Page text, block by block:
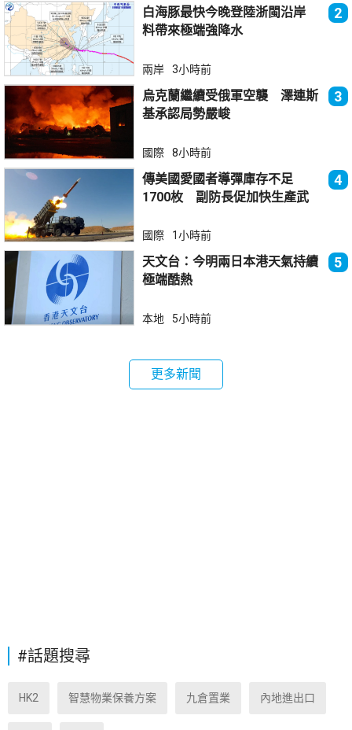
白海豚最快今晚登陸浙閩沿岸
料帶來極端強降水
2
兩岸 3小時前
烏克蘭繼續受俄軍空襲 澤連斯
基承認局勢嚴峻
3
國際 8小時前
傳美國愛國者導彈庫存不足
1700枚 副防長促加快生產武
4
國際 1小時前
天文台：今明兩日本港天氣持續
極端酷熱
5
本地 5小時前
更多新聞
#話題搜尋
HK2 智慧物業保養方案 九倉置業 內地進出口